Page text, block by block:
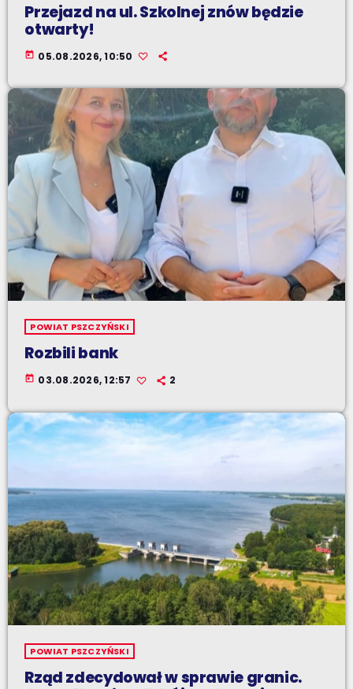
Przejazd na ul. Szkolnej znów będzie
otwarty!
today 05.08.2026, 10:50
POWIAT PSZCZYŃSKI
Rozbili bank
today 03.08.2026, 12:57 2
POWIAT PSZCZYŃSKI
Rząd zdecydował w sprawie granic.